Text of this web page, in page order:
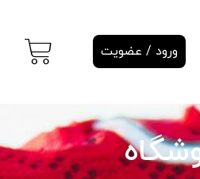
ورود / عضویت